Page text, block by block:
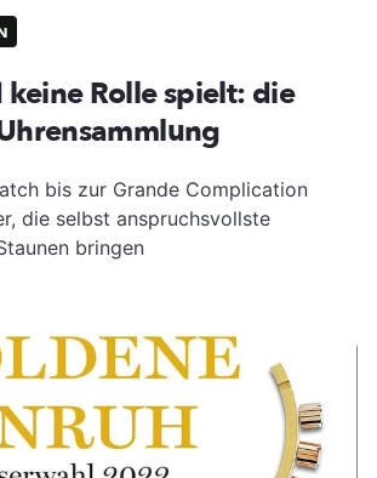
keine Rolle spielt: die
bis zur Grande Complication
die selbst anspruchsvollste
bringen